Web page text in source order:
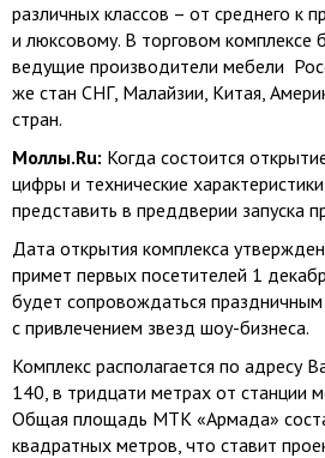
различных классов – от среднего к
и люксовому. В торговом комплексе
ведущие производители мебели
же стан СНГ, Малайзии, Китая,
стран.
Моллы.Ru: Когда состоится
цифры и технические
представить в преддверии запуска
Дата открытия комплекса
примет первых посетителей 1
будет сопровождаться
с привлечением звезд шоу-бизнеса.
Комплекс располагается по адресу
140, в тридцати метрах от станции
Общая площадь МТК «Армада»
квадратных метров, что ставит